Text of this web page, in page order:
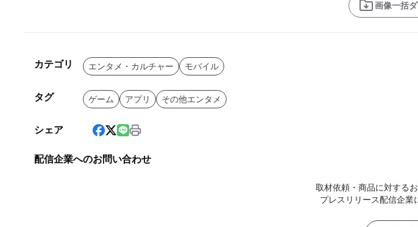
画像一括
カテゴリ エンタメ・カルチャー モバイル
タグ ゲーム アプリ その他エンタメ
シェア
配信企業へのお問い合わせ
取材依頼・商品に対する
プレスリリース配信企業